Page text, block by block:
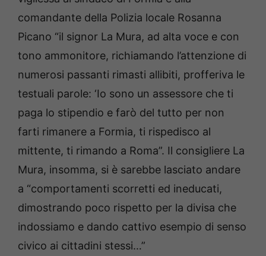
comandante della Polizia locale Rosanna
Picano “il signor La Mura, ad alta voce e con
tono ammonitore, richiamando l’attenzione di
numerosi passanti rimasti allibiti, profferiva le
testuali parole: ‘Io sono un assessore che ti
paga lo stipendio e farò del tutto per non
farti rimanere a Formia, ti rispedisco al
mittente, ti rimando a Roma”. Il consigliere La
Mura, insomma, si è sarebbe lasciato andare
a “comportamenti scorretti ed ineducati,
dimostrando poco rispetto per la divisa che
indossiamo e dando cattivo esempio di senso
civico ai cittadini stessi…”